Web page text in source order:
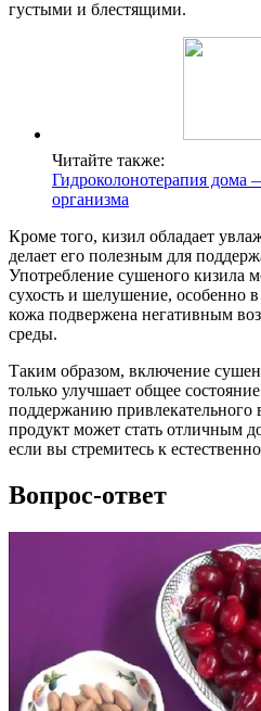
густыми и блестящими.
Читайте также:
Гидроколонотерапия
организма
Кроме того, кизил обладает
делает его полезным для
Употребление сушеного кизила
сухость и шелушение, особенно в
кожа подвержена негативным
среды.
Таким образом, включение
только улучшает общее
поддержанию привлекательного
продукт может стать отличным
если вы стремитесь к
Вопрос-ответ